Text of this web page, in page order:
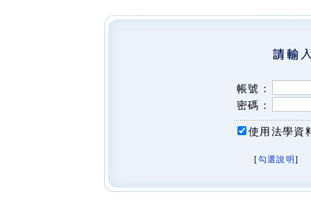
帳號：
密碼：
使用法學資
[勾選說明 ]